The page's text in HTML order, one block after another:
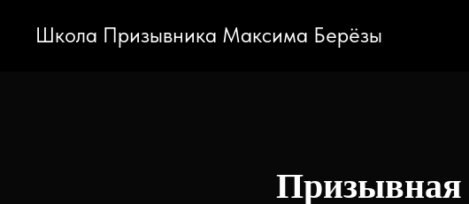
Школа Призывника Максима Берёзы
Призывная